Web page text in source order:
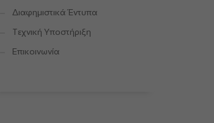
Διαφημιστικά Έντυπα
Τεχνική Υποστήριξη
Επικοινωνία